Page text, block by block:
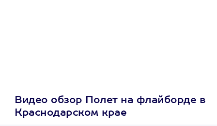
Видео обзор Полет на флайборде в
Краснодарском крае